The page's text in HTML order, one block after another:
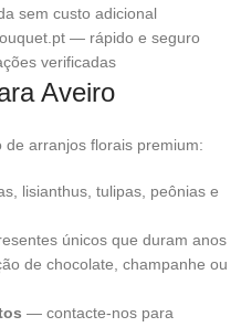
sem custo adicional
— rápido e seguro
verificadas
Aveiro
de arranjos florais premium:
lisianthus, tulipas, peônias e
únicos que duram anos
de chocolate, champanhe ou
— contacte-nos para